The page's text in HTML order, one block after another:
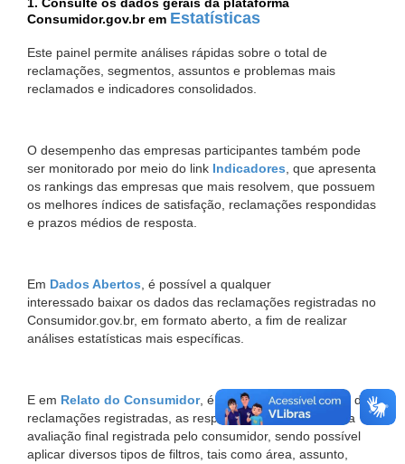
Consumidor.gov.br em Estatísticas
Este painel permite análises rápidas sobre o total de
reclamações, segmentos, assuntos e problemas mais
reclamados e indicadores consolidados.
O desempenho das empresas participantes também pode
ser monitorado por meio do link Indicadores , que apresenta
os rankings das empresas que mais resolvem, que possuem
os melhores índices de satisfação, reclamações respondidas
e prazos médios de resposta.
Em Dados Abertos , é possível a qualquer
interessado baixar os dados das reclamações registradas no
Consumidor.gov.br, em formato aberto, a fim de realizar
análises estatísticas mais específicas.
E em Relato do Consumidor, é possível acessar o teor das
reclamações registradas, as respostas das empresas e a
avaliação final registrada pelo consumidor, sendo possível
aplicar diversos tipos de filtros, tais como área, assunto,